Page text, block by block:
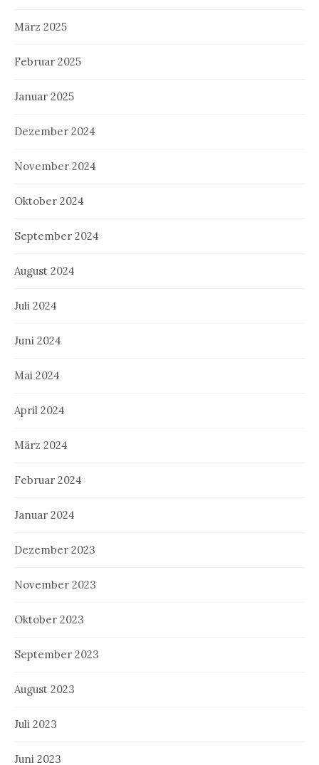
März 2025
Februar 2025
Januar 2025
Dezember 2024
November 2024
Oktober 2024
September 2024
August 2024
Juli 2024
Juni 2024
Mai 2024
April 2024
März 2024
Februar 2024
Januar 2024
Dezember 2023
November 2023
Oktober 2023
September 2023
August 2023
Juli 2023
Juni 2023